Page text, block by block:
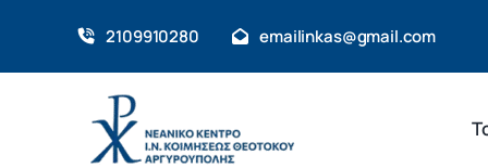
content
2109910280 emailinkas@gmail.com